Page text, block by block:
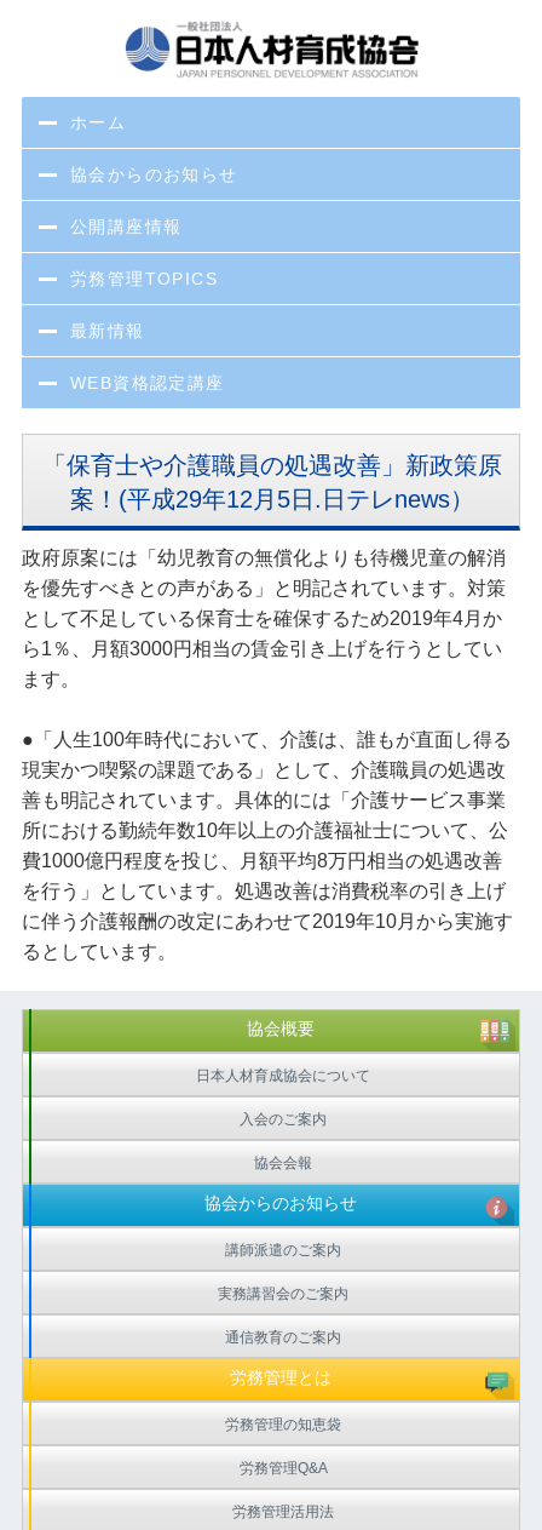
ホーム
協会からのお知らせ
公開講座情報
労務管理TOPICS
最新情報
WEB資格認定講座
「保育士や介護職員の処遇改善」新政策原
案！(平成29年12月5日.日テレnews）
政府原案には「幼児教育の無償化よりも待機児童の解消
を優先すべきとの声がある」と明記されています。対策
として不足している保育士を確保するため2019年4月か
ら1％、月額3000円相当の賃金引き上げを行うとしてい
ます。
●「人生100年時代において、介護は、誰もが直面し得る
現実かつ喫緊の課題である」として、介護職員の処遇改
善も明記されています。具体的には「介護サービス事業
所における勤続年数10年以上の介護福祉士について、公
費1000億円程度を投じ、月額平均8万円相当の処遇改善
を行う」としています。処遇改善は消費税率の引き上げ
に伴う介護報酬の改定にあわせて2019年10月から実施す
るとしています。
協会概要
日本人材育成協会について
入会のご案内
協会会報
協会からのお知らせ
講師派遣のご案内
実務講習会のご案内
通信教育のご案内
労務管理とは
労務管理の知恵袋
労務管理Q&A
労務管理活用法